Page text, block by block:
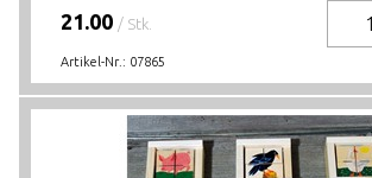
21.00 / Stk.
Artikel-Nr.: 07865